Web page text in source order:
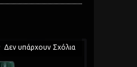
Δεν υπάρχουν Σχόλια